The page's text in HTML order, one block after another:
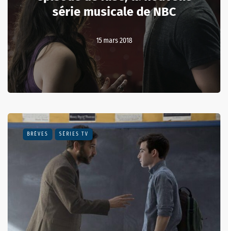
série musicale de NBC
15 mars 2018
BRÈVES SÉRIES TV